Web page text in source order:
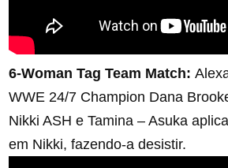
6-Woman Tag Team Match:
WWE 24/7 Champion Dana
Nikki ASH e Tamina – Asuka
em Nikki, fazendo-a desistir.